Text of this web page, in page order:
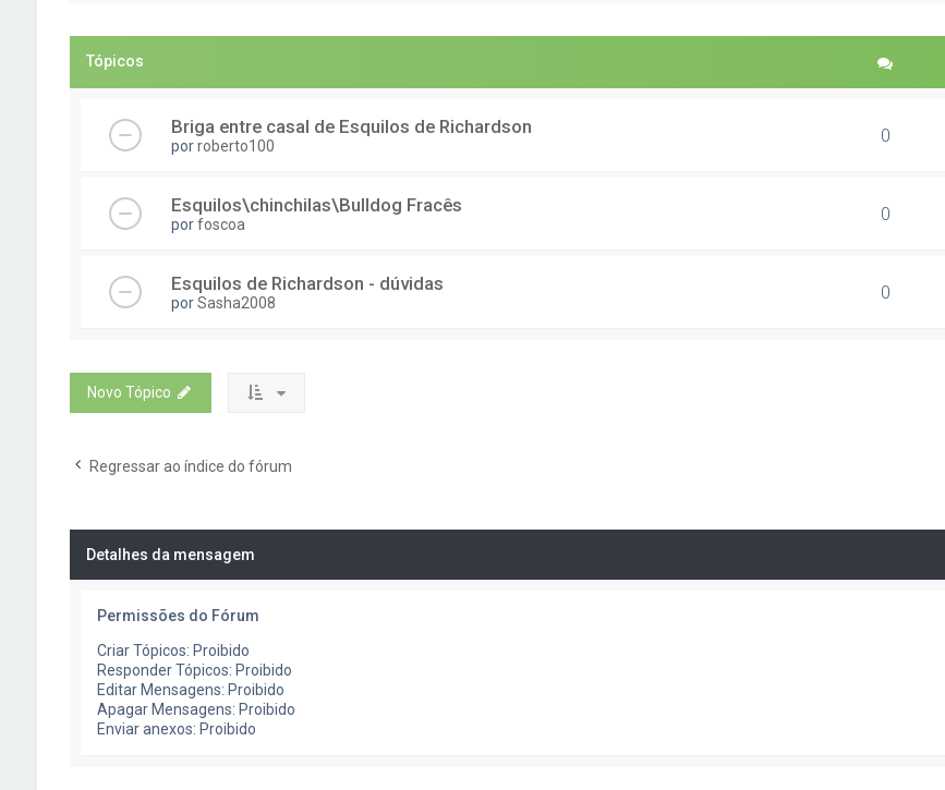
Tópicos
Briga entre casal de Esquilos de Richardson
porroberto100 0
Esquilos\chinchilas\Bulldog Fracês
porfoscoa 0
Esquilos de Richardson - dúvidas
porSasha2008 0
Novo Tópico
Regressar ao índice do fórum
Detalhes da mensagem
Permissões do Fórum
Criar Tópicos: Proibido
Responder Tópicos: Proibido
Editar Mensagens: Proibido
Apagar Mensagens: Proibido
Enviar anexos: Proibido